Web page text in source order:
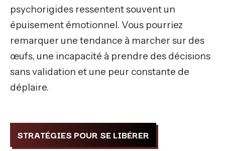
psychorigides ressentent souvent un
épuisement émotionnel. Vous pourriez
remarquer une tendance à marcher sur des
œufs, une incapacité à prendre des décisions
sans validation et une peur constante de
déplaire.
STRATÉGIES POUR SE LIBÉRER